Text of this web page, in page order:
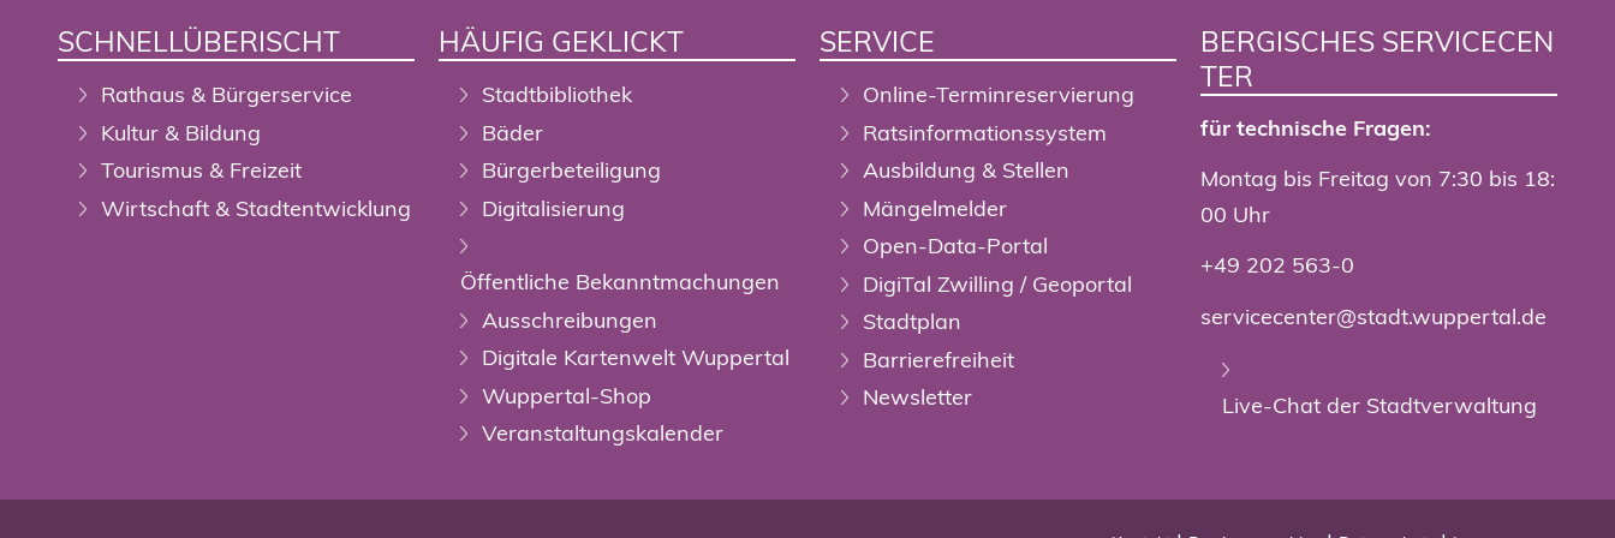
SCHNELLÜBERISCHT
Rathaus & Bürgerservice
Kultur & Bildung
Tourismus & Freizeit
Wirtschaft & Stadtentwicklung
HÄUFIG GEKLICKT
Stadtbibliothek
Bäder
Bürgerbeteiligung
Digitalisierung
Öffentliche Bekanntmachungen
Ausschreibungen
Digitale Kartenwelt Wuppertal
Wuppertal-Shop
Veranstaltungskalender
SERVICE
Online-Terminreservierung
Ratsinformationssystem
Ausbildung & Stellen
Mängelmelder
Open-Data-Portal
DigiTal Zwilling / Geoportal
Stadtplan
Barrierefreiheit
Newsletter
BERGISCHES SERVICECEN
TER
für technische Fragen:
Montag bis Freitag von 7:30 bis 18:
00 Uhr
+49 202 563-0
servicecenter@stadt.wuppertal.de
Live-Chat der Stadtverwaltung